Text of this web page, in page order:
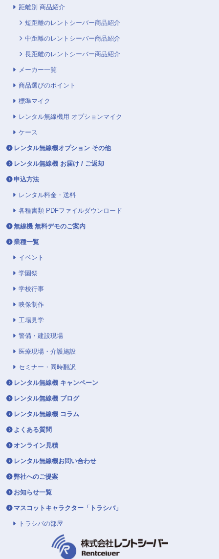
距離別 商品紹介
短距離のレントシーバー商品紹介
中距離のレントシーバー商品紹介
長距離のレントシーバー商品紹介
メーカー一覧
商品選びのポイント
標準マイク
レンタル無線機用 オプションマイク
ケース
レンタル無線機オプション その他
レンタル無線機 お届け / ご返却
申込方法
レンタル料金・送料
各種書類 PDFファイルダウンロード
無線機 無料デモのご案内
業種一覧
イベント
学園祭
学校行事
映像制作
工場見学
警備・建設現場
医療現場・介護施設
セミナー・同時翻訳
レンタル無線機 キャンペーン
レンタル無線機 ブログ
レンタル無線機 コラム
よくある質問
オンライン見積
レンタル無線機お問い合わせ
弊社へのご提案
お知らせ一覧
マスコットキャラクター「トラシバ」
トラシバの部屋